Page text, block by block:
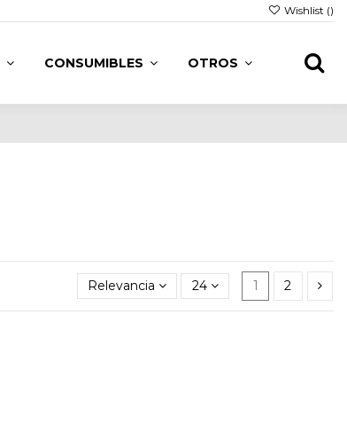
Wishlist ()
CONSUMIBLES OTROS
Relevancia 24 1 2